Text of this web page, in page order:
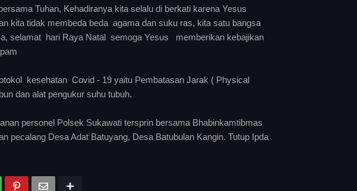
Tuhan, Kehadiranya kita selalu di berkati karena Yesus
kita tidak membeda beda agama dan suku ras, kita satu bangsa
selamat hari Raya Natal semoga Yesus memberikan kebajikan
kesehatan Covid - 19 yaitu Pembatasan Jarak ( Physical
dan alat pengukur suhu tubuh.
personel Polsek Sukawati tersprin bersama Bhabinkamtibmas
pecalang Desa Adat Batuyang, Desa Batubulan Kangin. Tutup Ipda